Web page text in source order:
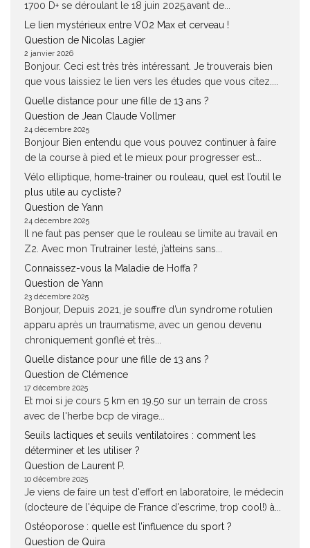
1700 D+ se déroulant le 18 juin 2025,avant de...
Le lien mystérieux entre VO2 Max et cerveau !
Question de Nicolas Lagier
2 janvier 2026
Bonjour. Ceci est très très intéressant. Je trouverais bien
que vous laissiez le lien vers les études que vous citez....
Quelle distance pour une fille de 13 ans ?
Question de Jean Claude Vollmer
24 décembre 2025
Bonjour Bien entendu que vous pouvez continuer à faire
de la course à pied et le mieux pour progresser est...
Vélo elliptique, home-trainer ou rouleau, quel est l’outil le
plus utile au cycliste ?
Question de Yann
24 décembre 2025
Il ne faut pas penser que le rouleau se limite au travail en
Z2. Avec mon Trutrainer lesté, j’atteins sans...
Connaissez-vous la Maladie de Hoffa ?
Question de Yann
23 décembre 2025
Bonjour, Depuis 2021, je souffre d’un syndrome rotulien
apparu après un traumatisme, avec un genou devenu
chroniquement gonflé et très...
Quelle distance pour une fille de 13 ans ?
Question de Clémence
17 décembre 2025
Et moi si je cours 5 km en 19.50 sur un terrain de cross
avec de l'herbe bcp de virage...
Seuils lactiques et seuils ventilatoires : comment les
déterminer et les utiliser ?
Question de Laurent P.
10 décembre 2025
Je viens de faire un test d'effort en laboratoire, le médecin
(docteure de l'équipe de France d'escrime, trop cool!) à...
Ostéoporose : quelle est l’influence du sport ?
Question de Quira